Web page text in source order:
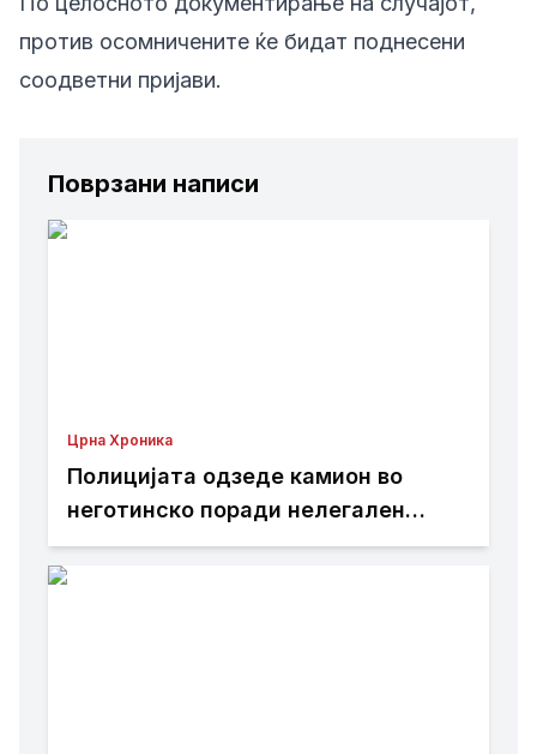
против осомничените ќе бидат поднесени
соодветни пријави.
Поврзани написи
Црна Хроника
Полицијата одзеде камион во
неготинско поради нелегален
ископ и транспорт на песок